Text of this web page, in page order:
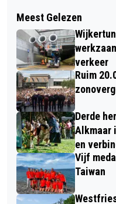
BIJENHUIS
OFFICIEEL
PIETER VAN
WIJK SPELEN
TIJDENS
KERK
Meest Gelezen
verkeer
Ruim
Derde
Alkmaar
en
Vijf
Taiwan